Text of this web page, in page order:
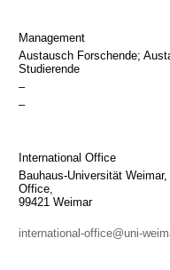
Management
Austausch Forschende;
Studierende
–
–
International Office
Bauhaus-Universität
Office,
99421 Weimar
international-office@uni-